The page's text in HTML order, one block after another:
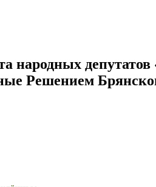
народных
Решением